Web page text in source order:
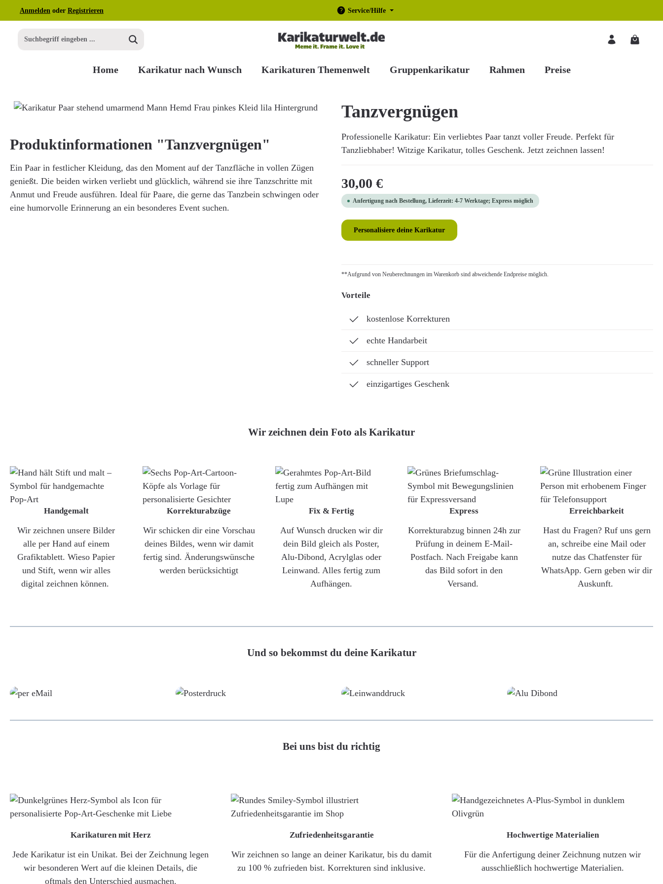
Hauptinhalt springen
Zur Suche springen
Zur Hauptnavigation springen
Anmelden oder Registrieren Service/Hilfe
Home Karikatur nach Wunsch Karikaturen Themenwelt Gruppenkarikatur Rahmen Preise
Bildergalerie überspringen Tanzvergnügen
Professionelle Karikatur: Ein verliebtes Paar tanzt voller Freude. Perfekt für
Tanzliebhaber! Witzige Karikatur, tolles Geschenk. Jetzt zeichnen lassen!
Regulärer Preis:
30,00 €
Anfertigung nach Bestellung, Lieferzeit: 4-7 Werktage; Express möglich
Personalisiere deine Karikatur
**Aufgrund von Neuberechnungen im Warenkorb sind abweichende Endpreise möglich.
Vorteile
kostenlose Korrekturen
echte Handarbeit
schneller Support
einzigartiges Geschenk
Produktinformationen "Tanzvergnügen"
Ein Paar in festlicher Kleidung, das den Moment auf der Tanzfläche in vollen Zügen
genießt. Die beiden wirken verliebt und glücklich, während sie ihre Tanzschritte mit
Anmut und Freude ausführen. Ideal für Paare, die gerne das Tanzbein schwingen oder
eine humorvolle Erinnerung an ein besonderes Event suchen.
Wir zeichnen dein Foto als Karikatur
Handgemalt
Wir zeichnen unsere Bilder
alle per Hand auf einem
Grafiktablett. Wieso Papier
und Stift, wenn wir alles
digital zeichnen können.
Korrekturabzüge
Wir schicken dir eine Vorschau
deines Bildes, wenn wir damit
fertig sind. Änderungswünsche
werden berücksichtigt
Fix & Fertig
Auf Wunsch drucken wir dir
dein Bild gleich als Poster,
Alu-Dibond, Acrylglas oder
Leinwand. Alles fertig zum
Aufhängen.
Express
Korrekturabzug binnen 24h zur
Prüfung in deinem E-Mail-
Postfach. Nach Freigabe kann
das Bild sofort in den
Versand.
Erreichbarkeit
Hast du Fragen? Ruf uns gern
an, schreibe eine Mail oder
nutze das Chatfenster für
WhatsApp. Gern geben wir dir
Auskunft.
Und so bekommst du deine Karikatur
Bei uns bist du richtig
Karikaturen mit Herz
Jede Karikatur ist ein Unikat. Bei der Zeichnung legen
wir besonderen Wert auf die kleinen Details, die
oftmals den Unterschied ausmachen.
Zufriedenheitsgarantie
Wir zeichnen so lange an deiner Karikatur, bis du damit
zu 100 % zufrieden bist. Korrekturen sind inklusive.
Hochwertige Materialien
Für die Anfertigung deiner Zeichnung nutzen wir
ausschließlich hochwertige Materialien.